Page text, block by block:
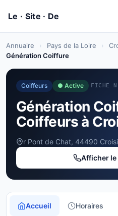
Annuaire › Pays de la Loire ›
Génération Coiffure
Coiffeurs ● Active FICHE
Génération
Coiffeurs à
r Pont de Chat, 44490
Afficher
Accueil Horaires